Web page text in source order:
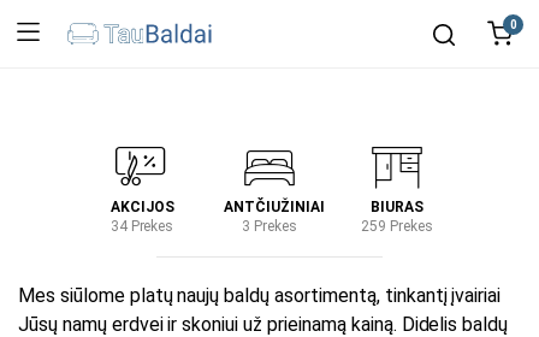
0
AKCIJOS
34 Prekes
ANTČIUŽINIAI
3 Prekes
BIURAS
259 Prekes
Mes siūlome platų naujų baldų asortimentą, tinkantį įvairiai
Jūsų namų erdvei ir skoniui už prieinamą kainą. Didelis baldų